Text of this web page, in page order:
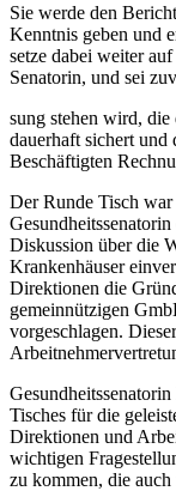
Sie werde den
Kenntnis geben und
setze dabei weiter
Senatorin, und sei
sung stehen wird,
dauerhaft sichert und
Beschäftigten
Der Runde Tisch war
Diskussion über die
Krankenhäuser
Direktionen die
gemeinnützigen
vorgeschlagen.
Tisches für die
Direktionen und
wichtigen
zu kommen, die